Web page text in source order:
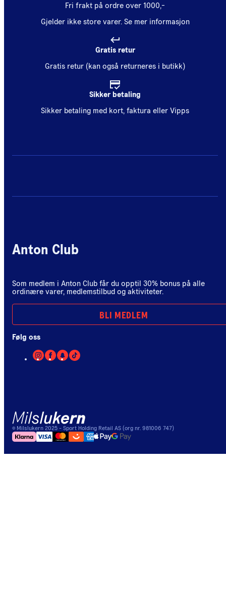
Fri frakt på ordre over 1000,-
Gjelder ikke store varer. Se mer informasjon
Gratis retur
Gratis retur (kan også returneres i butikk)
Sikker betaling
Sikker betaling med kort, faktura eller Vipps
Anton Club
Som medlem i Anton Club får du opptil 30% bonus på alle
ordinære varer, medlemstilbud og aktiviteter.
BLI MEDLEM
Følg oss
© Milslukern 2025 - Sport Holding Retail AS (org nr. 981006 747)